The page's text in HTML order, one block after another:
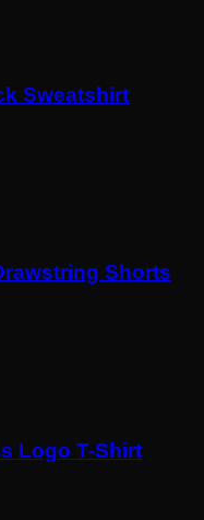
Sweatshirt
Shorts
Logo T-Shirt